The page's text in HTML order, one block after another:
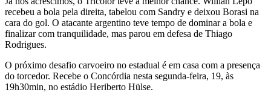
recebeu a bola pela direita, tabelou com Sandry e deixou Borasi na
cara do gol. O atacante argentino teve tempo de dominar a bola e
finalizar com tranquilidade, mas parou em defesa de Thiago
Rodrigues.
O próximo desafio carvoeiro no estadual é em casa com a presença
do torcedor. Recebe o Concórdia nesta segunda-feira, 19, às
19h30min, no estádio Heriberto Hülse.